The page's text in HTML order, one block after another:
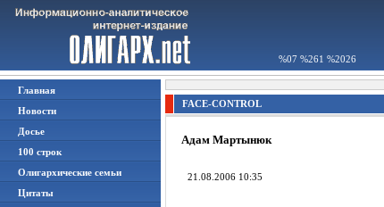
%07 %261 %2026
Главная
Новости
Досье
100 строк
Олигархические семьи
Цитаты
FACE-CONTROL
Адам Мартынюк
21.08.2006 10:35